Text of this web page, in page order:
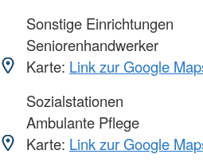
Sonstige Einrichtungen
Seniorenhandwerker
Karte: Link zur Google
Sozialstationen
Ambulante Pflege
Karte: Link zur Google